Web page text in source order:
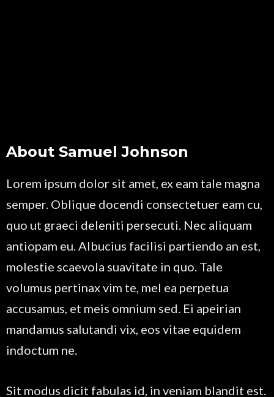
About Samuel Johnson
Lorem ipsum dolor sit amet, ex eam tale magna
semper. Oblique docendi consectetuer eam cu,
quo ut graeci deleniti persecuti. Nec aliquam
antiopam eu. Albucius facilisi partiendo an est,
molestie scaevola suavitate in quo. Tale
volumus pertinax vim te, mel ea perpetua
accusamus, et meis omnium sed. Ei apeirian
mandamus salutandi vix, eos vitae equidem
indoctum ne.
Sit modus dicit fabulas id, in veniam blandit est.